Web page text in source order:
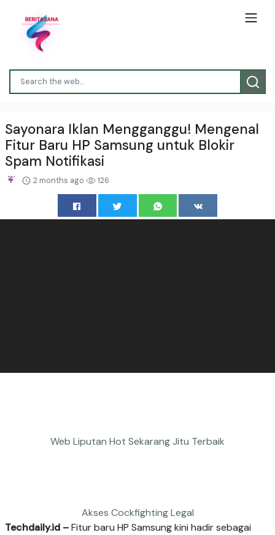
Sayonara Iklan Mengganggu! Mengenal
Fitur Baru HP Samsung untuk Blokir
Spam Notifikasi
2 months ago 126
Web Liputan Hot Sekarang Jitu Terbaik
Akses Cockfighting Legal
Techdaily.id –Fitur baru HP Samsung kini hadir sebagai